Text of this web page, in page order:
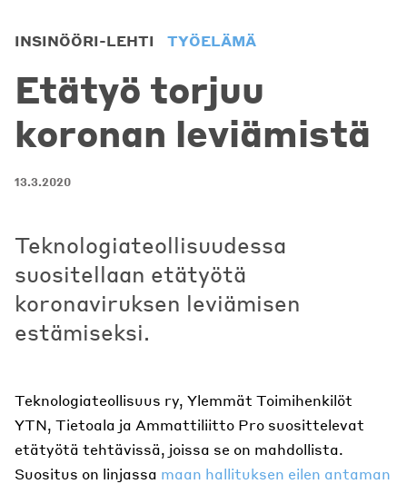
INSINÖÖRI-LEHTI TYÖELÄMÄ
Etätyö torjuu
koronan leviämistä
13.3.2020
Teknologiateollisuudessa
suositellaan etätyötä
koronaviruksen leviämisen
estämiseksi.
Teknologiateollisuus ry, Ylemmät Toimihenkilöt
YTN, Tietoala ja Ammattiliitto Pro suosittelevat
etätyötä tehtävissä, joissa se on mahdollista.
Suositus on linjassa maan hallituksen eilen antaman